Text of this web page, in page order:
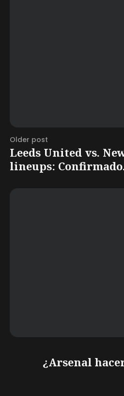
Older post
Leeds United vs.
lineups:
¿Arsenal